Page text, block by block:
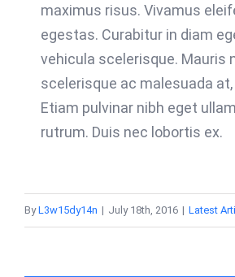
maximus risus. Vivamus
egestas. Curabitur in diam
vehicula scelerisque. Mauris
scelerisque ac malesuada
Etiam pulvinar nibh eget
rutrum. Duis nec lobortis ex.
ByL3w15dy14n | July 18th, 2016 | Latest